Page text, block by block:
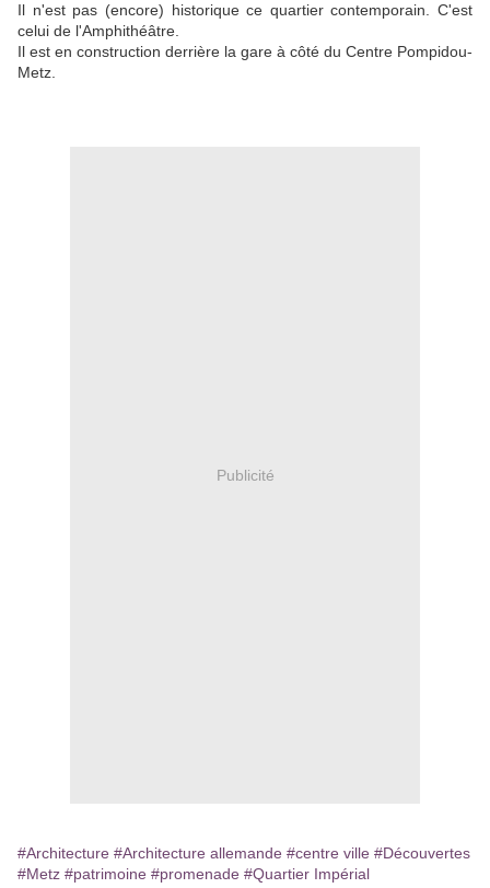
Il n'est pas (encore) historique ce quartier contemporain. C'est
celui de l'Amphithéâtre.
Il est en construction derrière la gare à côté du Centre Pompidou-
Metz.
Publicité
#Architecture #Architecture allemande #centre ville #Découvertes
#Metz #patrimoine #promenade #Quartier Impérial